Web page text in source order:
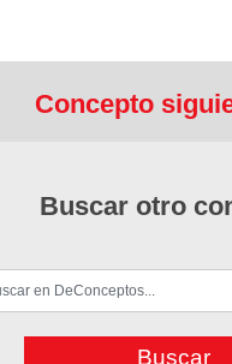
Concepto
Buscar otro